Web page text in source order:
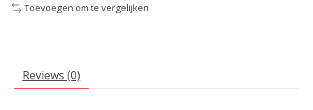
Toevoegen om te vergelijken
Reviews (0)